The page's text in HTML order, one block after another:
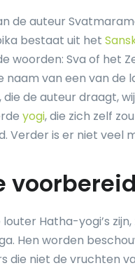
de auteur
bestaat uit het
woorden: Sva of het
naam van een van de
die de auteur draagt,
yogi, die zich zelf
Verder is er niet veel
louter Hatha-yogi’s
Hen worden
die niet de vruchten